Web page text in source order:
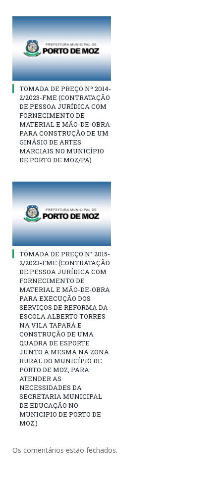
TOMADA DE PREÇO Nº 2014-
2/2023-FME (CONTRATAÇÃO
DE PESSOA JURÍDICA COM
FORNECIMENTO DE
MATERIAL E MÃO-DE-OBRA
PARA CONSTRUÇÃO DE UM
GINÁSIO DE ARTES
MARCIAIS NO MUNICÍPIO
DE PORTO DE MOZ/PA)
TOMADA DE PREÇO N° 2015-
2/2023-FME (CONTRATAÇÃO
DE PESSOA JURÍDICA COM
FORNECIMENTO DE
MATERIAL E MÃO-DE-OBRA
PARA EXECUÇÃO DOS
SERVIÇOS DE REFORMA DA
ESCOLA ALBERTO TORRES
NA VILA TAPARÁ E
CONSTRUÇÃO DE UMA
QUADRA DE ESPORTE
JUNTO A MESMA NA ZONA
RURAL DO MUNICÍPIO DE
PORTO DE MOZ, PARA
ATENDER AS
NECESSIDADES DA
SECRETARIA MUNICIPAL
DE EDUCAÇÃO NO
MUNICIPIO DE PORTO DE
MOZ.)
Os comentários estão fechados.